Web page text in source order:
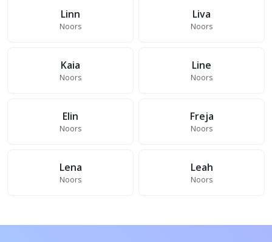
Linn
Noors
Liva
Noors
Kaia
Noors
Line
Noors
Elin
Noors
Freja
Noors
Lena
Noors
Leah
Noors